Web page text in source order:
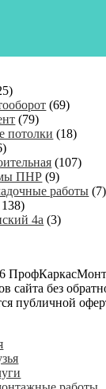
(69)
(79)
потолки (18)
(107)
ПНР (9)
работы (7)
4а (3)
сайта без
публичной